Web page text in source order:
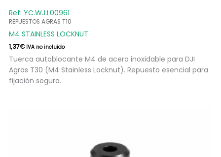
Ref: YC.WJ.L00961
REPUESTOS AGRAS T10
M4 STAINLESS LOCKNUT
1,37€ IVA no incluido
Tuerca autoblocante M4 de acero inoxidable para DJI
Agras T30 (M4 Stainless Locknut). Repuesto esencial para
fijación segura.